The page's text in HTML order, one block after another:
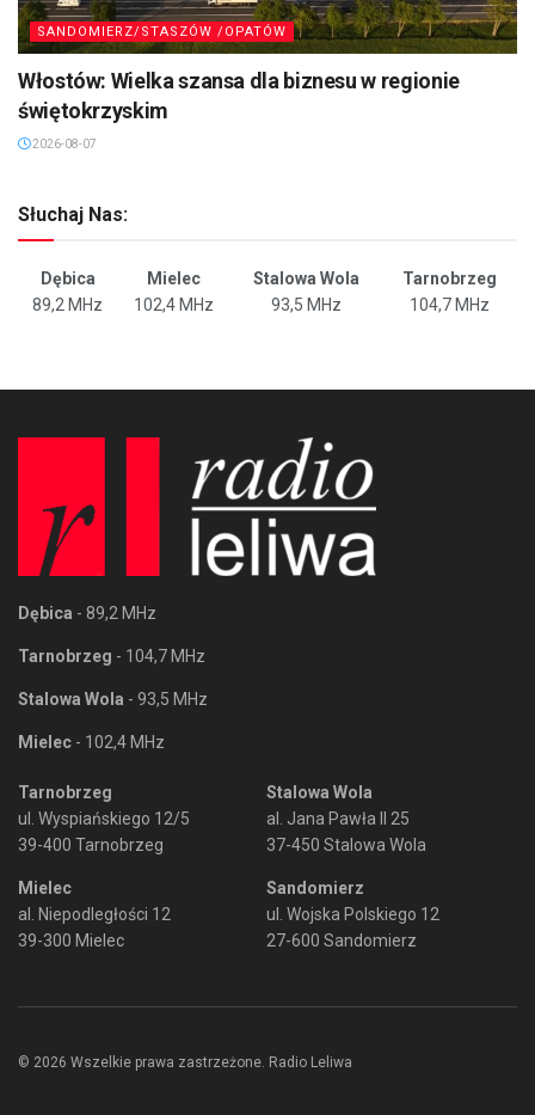
SANDOMIERZ/STASZÓW /OPATÓW
Włostów: Wielka szansa dla biznesu w regionie
świętokrzyskim
2026-08-07
Słuchaj Nas:
Dębica Mielec Stalowa Wola
Tarnobrzeg
89,2 MHz
102,4 MHz 93,5 MHz 104,7 MHz
Dębica - 89,2 MHz
Tarnobrzeg - 104,7 MHz
Stalowa Wola - 93,5 MHz
Mielec - 102,4 MHz
Tarnobrzeg
ul. Wyspiańskiego 12/5
39-400 Tarnobrzeg
Mielec
al. Niepodległości 12
39-300 Mielec
Stalowa Wola
al. Jana Pawła II 25
37-450 Stalowa Wola
Sandomierz
ul. Wojska Polskiego 12
27-600 Sandomierz
© 2026 Wszelkie prawa zastrzeżone. Radio Leliwa